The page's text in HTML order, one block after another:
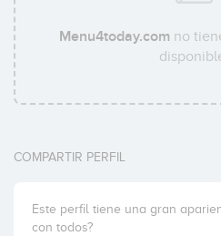
Menu4today.com no
COMPARTIR PERFIL
Este perfil tiene una gran
con todos?